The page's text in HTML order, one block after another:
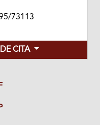
73113
CITA